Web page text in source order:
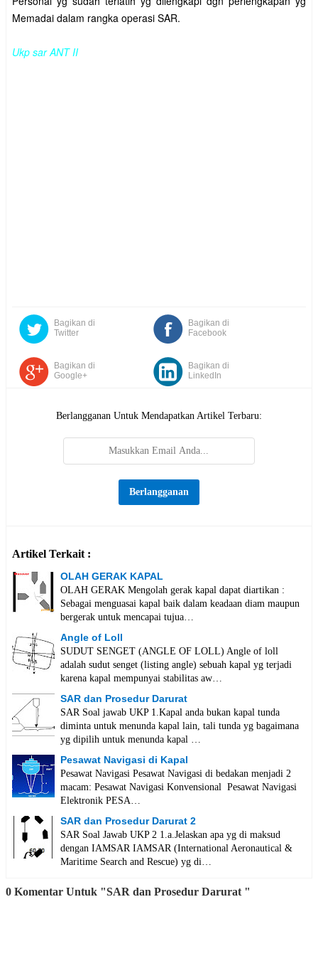
Memadai dalam rangka operasi SAR.
Ukp sar ANT II
Bagikan di
Facebook
Bagikan di
Twitter
Bagikan di
Google+
Bagikan di
LinkedIn
Berlangganan Untuk Mendapatkan Artikel Terbaru:
Artikel Terkait :
OLAH GERAK KAPAL
OLAH GERAK Mengolah gerak kapal dapat diartikan :
Sebagai menguasai kapal baik dalam keadaan diam maupun
bergerak untuk mencapai tujua…
Angle of Loll
SUDUT SENGET (ANGLE OF LOLL) Angle of loll
adalah sudut senget (listing angle) sebuah kapal yg terjadi
karena kapal mempunyai stabilitas aw…
SAR dan Prosedur Darurat
SAR Soal jawab UKP 1.Kapal anda bukan kapal tunda
diminta untuk menunda kapal lain, tali tunda yg bagaimana
yg dipilih untuk menunda kapal …
Pesawat Navigasi di Kapal
Pesawat Navigasi Pesawat Navigasi di bedakan menjadi 2
macam: Pesawat Navigasi Konvensional Pesawat Navigasi
Elektronik PESA…
SAR dan Prosedur Darurat 2
SAR Soal Jawab UKP 2 1.a.Jelaskan apa yg di maksud
dengan IAMSAR IAMSAR (International Aeronautical &
Maritime Search and Rescue) yg di…
0 Komentar Untuk "SAR dan Prosedur Darurat "